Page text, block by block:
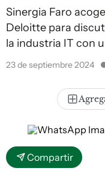
Sinergia Faro
Deloitte para
la industria IT con
23 de septiembre 2024
Compartir